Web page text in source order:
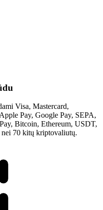
Visa, Mastercard,
Pay, Google Pay, SEPA,
Bitcoin, Ethereum, USDT,
70 kitų kriptovaliutų.